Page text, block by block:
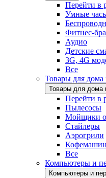
Перейти в
Умные
Фитнес-
Аудио
Детские
3G, 4G
Все
Товары для дома
Товары для дома
Перейти в
Пылесосы
Мойщики
Стайлеры
Аэрогрили
Все
Компьютеры и
Компьютеры и